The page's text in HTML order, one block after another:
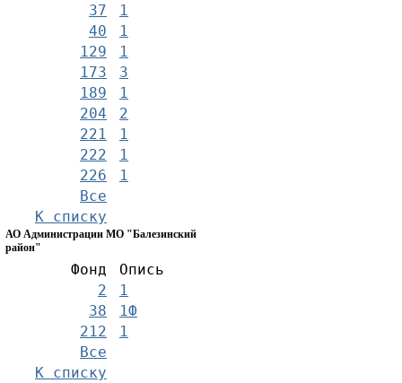
37
1
40
129
1
173
1
189
3
204
1
2
221
1
222
1
226
1
Все
К списку
АО Администрации МО "Балезинский
район"
Фонд
Опись
2
1
38
1Ф
212
1
Все
К списку